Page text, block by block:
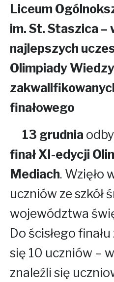
Liceum
im. St. Staszica –
najlepszych
Olimpiady
finałowego
13 grudnia
finał XI-edycji
Mediach. Wzięło
uczniów ze szkół
województwa
Do ścisłego
się 10 uczniów –
znaleźli się